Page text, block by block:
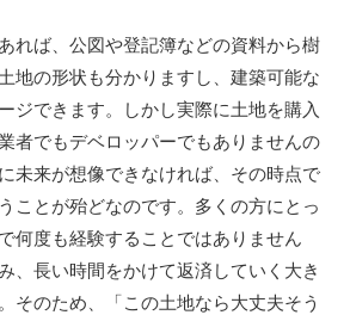
れば、公図や登記簿などの資料から樹
地の形状も分かりますし、建築可能な
ジできます。しかし実際に土地を購入
者でもデベロッパーでもありませんの
未来が想像できなければ、その時点で
ことが殆どなのです。多くの方にとっ
何度も経験することではありません
、長い時間をかけて返済していく大き
そのため、「この土地なら大丈夫そう